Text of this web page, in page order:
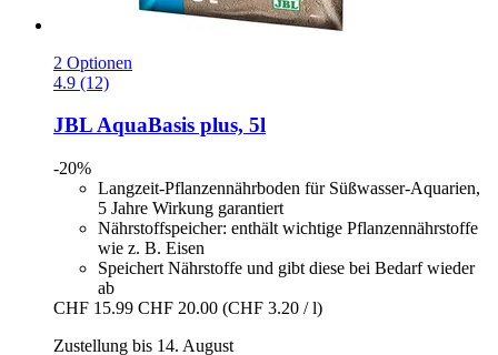
2 Optionen
4.9 (12)
JBLAquaBasis plus, 5l
-20%
Langzeit-Pflanzennährboden für Süßwasser-Aquarien,
5 Jahre Wirkung garantiert
Nährstoffspeicher: enthält wichtige Pflanzennährstoffe
wie z. B. Eisen
Speichert Nährstoffe und gibt diese bei Bedarf wieder
ab
CHF 15.99 CHF 20.00 (CHF 3.20 / l)
Zustellung bis 14. August